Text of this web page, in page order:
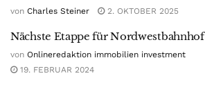
von Charles Steiner 2. OKTOBER 2025
Nächste Etappe für Nordwestbahnhof
von Onlineredaktion immobilien investment
19. FEBRUAR 2024